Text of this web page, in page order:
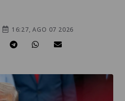
16:27, AGO 07 2026